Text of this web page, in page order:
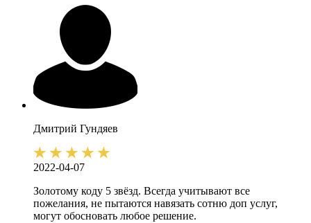
Дмитрий Гундяев
2022-04-07
Золотому коду 5 звёзд. Всегда учитывают все
пожелания, не пытаются навязать сотню доп услуг,
могут обосновать любое решение.